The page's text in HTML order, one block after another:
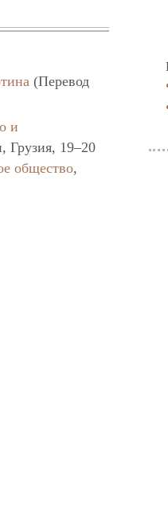
(Перевод
и
Грузия, 19–20
общество,